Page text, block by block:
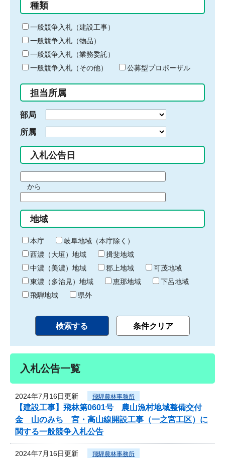
る
キ
ー
ワ
ー
ド
入
力
種類
一般競争入札（建設工事）
一般競争入札（物品）
一般競争入札（業務委託）
一般競争入札（その他）
公募型プロポーザル
担当所属
部局
所属
入札公告日
間
始
り
から
間
終
わ
り
地域
本庁
岐阜地域（本庁除く）
西濃（大垣）地域
揖斐地域
中濃（美濃）地域
郡上地域
可茂地域
東濃（多治見）地域
恵那地域
下呂地域
飛騨地域
県外
入札公告一覧
2024年7月16日更新 飛騨農林事務所
【建設工事】飛林第0601号 農山漁村地域整備交付
金 山のみち 宮・高山線開設工事（一之宮工区）に
関する一般競争入札公告
2024年7月16日更新 飛騨農林事務所